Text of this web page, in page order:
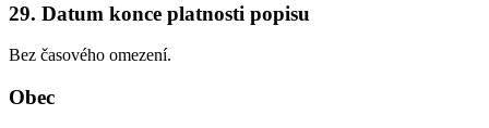
29. Datum konce platnosti popisu
Bez časového omezení.
Obec